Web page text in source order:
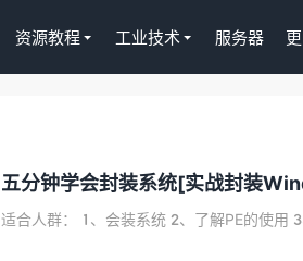
资源教程 工业技术 服务器
五分钟学会封装系统[实战封装
适合人群： 1、会装系统 2、了解PE的使用
WordPress正版Tutor LMS在